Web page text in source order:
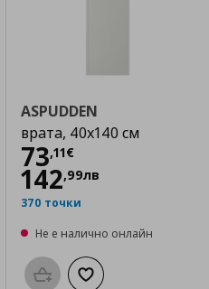
с любими
ASPUDDEN
врата, 40x140 см
73,11€
Цена
142,99лв
370 точки
Не е налично онлайн
Προσθήκη στο καλάθι
Добави към